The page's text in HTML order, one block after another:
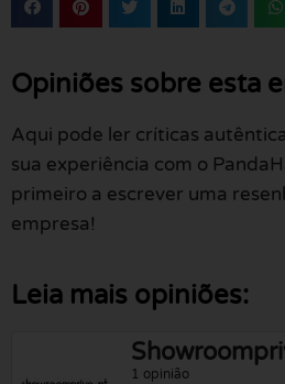
Opiniões sobre esta
Aqui pode ler críticas
sua experiência com o
primeiro a escrever uma
empresa!
Leia mais opiniões:
1 opinião